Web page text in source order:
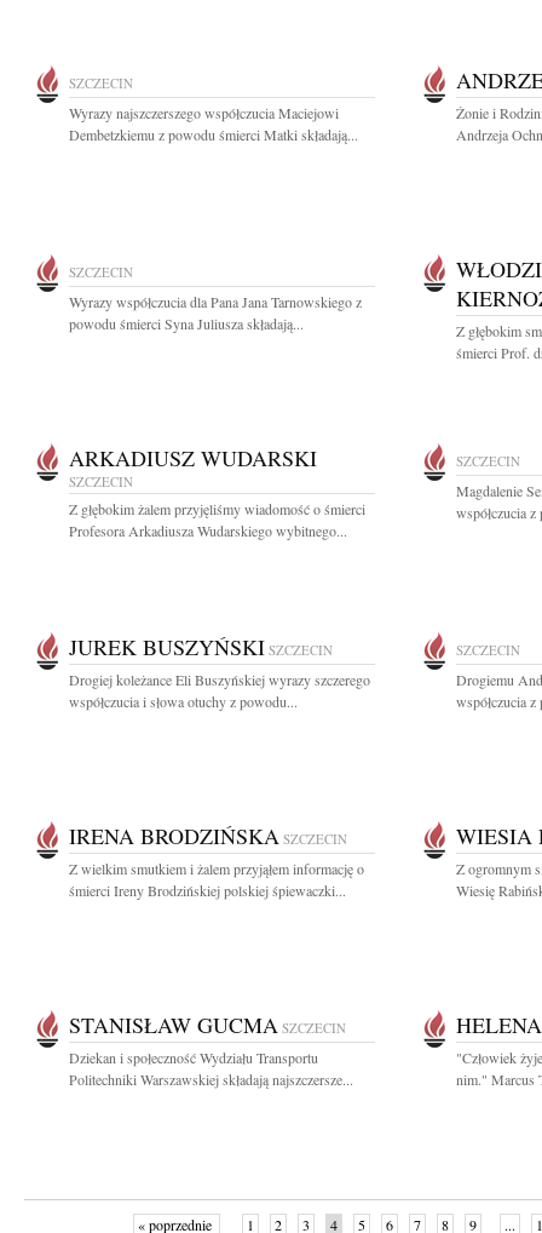
SZCZECIN
Wyrazy najszczerszego współczucia Maciejowi
Dembetzkiemu z powodu śmierci Matki składają...
Żonie i
Andrzeja
SZCZECIN
Wyrazy współczucia dla Pana Jana Tarnowskiego z
powodu śmierci Syna Juliusza składają...
Z głębokim
śmierci Prof.
ARKADIUSZ WUDARSKI
SZCZECIN
Z głębokim żalem przyjęliśmy wiadomość o śmierci
Profesora Arkadiusza Wudarskiego wybitnego...
SZCZECIN
Magdalenie
współczucia
JUREK BUSZYŃSKI SZCZECIN
Drogiej koleżance Eli Buszyńskiej wyrazy szczerego
współczucia i słowa otuchy z powodu...
SZCZECIN
Drogiemu
współczucia
IRENA BRODZIŃSKA SZCZECIN
Z wielkim smutkiem i żalem przyjąłem informację o
śmierci Ireny Brodzińskiej polskiej śpiewaczki...
WIESIA
Z ogromnym
Wiesię
STANISŁAW GUCMA SZCZECIN
Dziekan i społeczność Wydziału Transportu
Politechniki Warszawskiej składają najszczersze...
"Człowiek
nim." Marcus
« poprzednie 1 2 3 4 5 6 7 8 9 ...